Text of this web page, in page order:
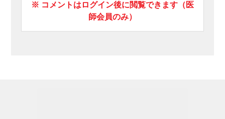
※ コメントはログイン後に閲覧できます（医
師会員のみ）